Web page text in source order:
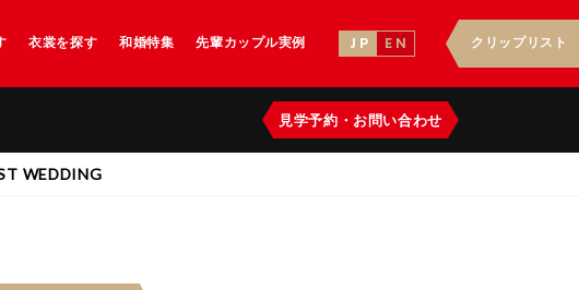
衣裳を探す 和婚特集 先輩カップル実例 J P E N クリップリスト
見学予約 ・ お問い合わせ
WEDDING